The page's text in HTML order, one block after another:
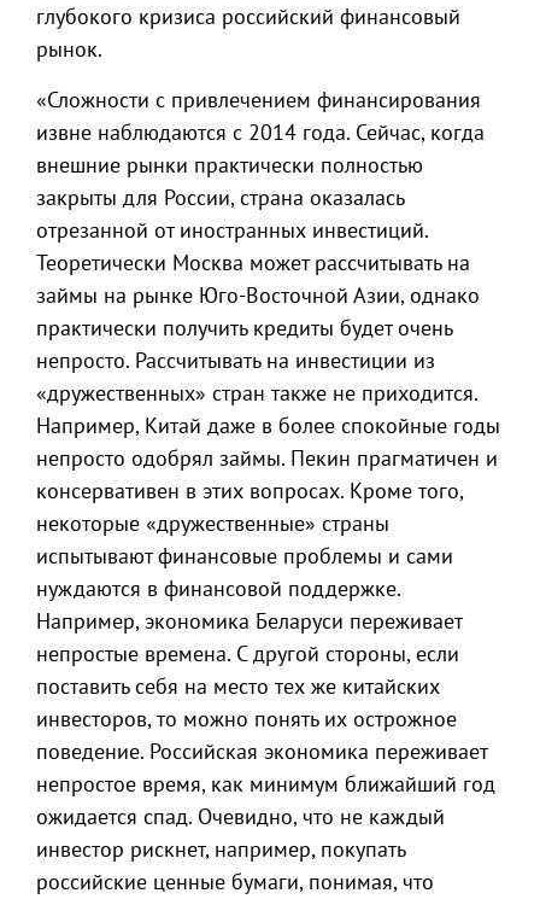
глубокого кризиса российский финансовый
рынок.
«Сложности с привлечением финансирования
извне наблюдаются с 2014 года. Сейчас, когда
внешние рынки практически полностью
закрыты для России, страна оказалась
отрезанной от иностранных инвестиций.
Теоретически Москва может рассчитывать на
займы на рынке Юго-Восточной Азии, однако
практически получить кредиты будет очень
непросто. Рассчитывать на инвестиции из
«дружественных» стран также не приходится.
Например, Китай даже в более спокойные годы
непросто одобрял займы. Пекин прагматичен и
консервативен в этих вопросах. Кроме того,
некоторые «дружественные» страны
испытывают финансовые проблемы и сами
нуждаются в финансовой поддержке.
Например, экономика Беларуси переживает
непростые времена. С другой стороны, если
поставить себя на место тех же китайских
инвесторов, то можно понять их острожное
поведение. Российская экономика переживает
непростое время, как минимум ближайший год
ожидается спад. Очевидно, что не каждый
инвестор рискнет, например, покупать
российские ценные бумаги, понимая, что